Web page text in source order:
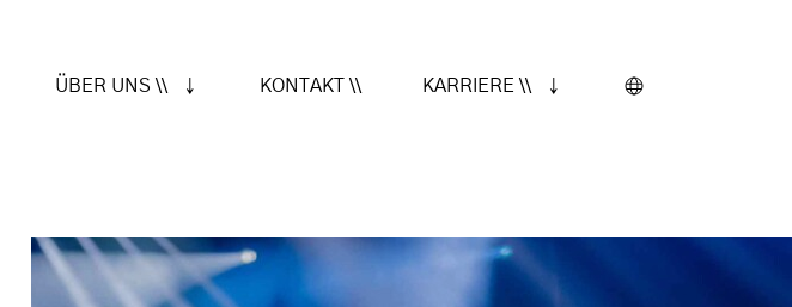
ÜBER UNS \\ KONTAKT \\ KARRIERE \\